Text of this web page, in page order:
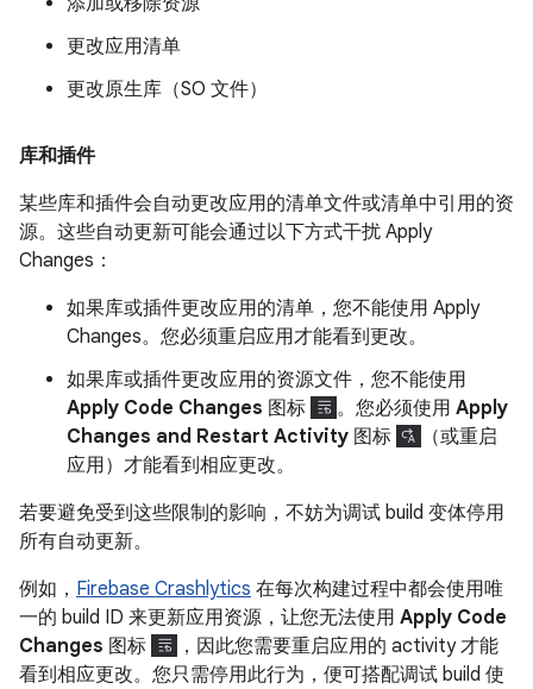
更改应用清单
更改原生库（SO 文件）
库和插件
某些库和插件会自动更改应用的清单文件或清单中引用的资
源。这些自动更新可能会通过以下方式干扰 Apply
Changes：
如果库或插件更改应用的清单，您不能使用 Apply
Changes。您必须重启应用才能看到更改。
如果库或插件更改应用的资源文件，您不能使用
Apply Code Changes 图标 。您必须使用 Apply
Changes and Restart Activity 图标
（或重启
应用）才能看到相应更改。
若要避免受到这些限制的影响，不妨为调试 build 变体停用
所有自动更新。
例如， Firebase Crashlytics 在每次构建过程中都会使用唯
一的 build ID 来更新应用资源，让您无法使用 Apply Code
Changes 图标
，因此您需要重启应用的 activity 才能
看到相应更改。您只需停用此行为，便可搭配调试 build 使